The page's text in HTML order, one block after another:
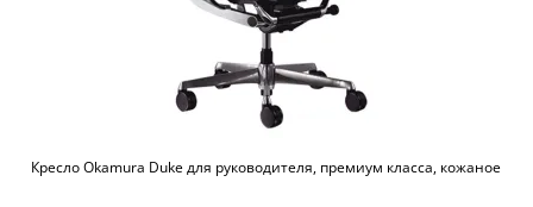
Кресло Okamura Duke для руководителя, премиум класса, кожаное